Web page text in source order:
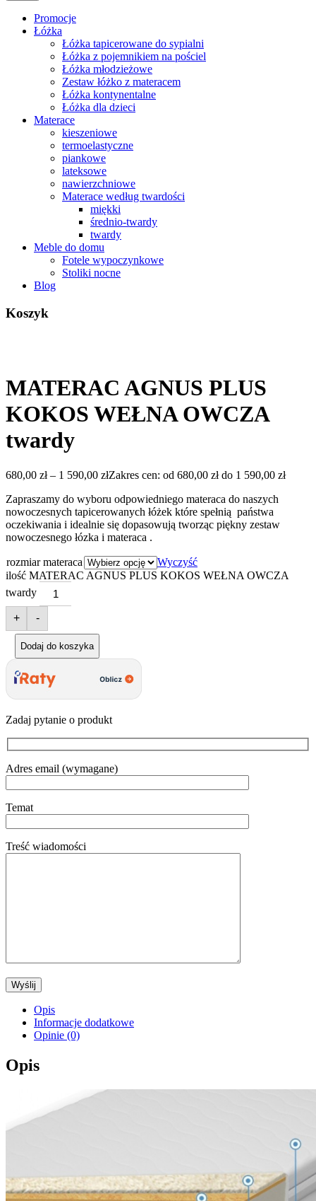
Promocje
Łóżka
Łóżka tapicerowane do sypialni
Łóżka z pojemnikiem na pościel
Łóżka młodzieżowe
Zestaw łóżko z materacem
Łóżka kontynentalne
Łóżka dla dzieci
Materace
kieszeniowe
termoelastyczne
piankowe
lateksowe
nawierzchniowe
Materace według twardości
miękki
średnio-twardy
twardy
Meble do domu
Fotele wypoczynkowe
Stoliki nocne
Blog
Koszyk
MATERAC AGNUS PLUS
KOKOS WEŁNA OWCZA
twardy
680,00 zł – 1 590,00 złZakres cen: od 680,00 zł do 1 590,00 zł
Zapraszamy do wyboru odpowiedniego materaca do naszych
nowoczesnych tapicerowanych łóżek które spełnią państwa
oczekiwania i idealnie się dopasowują tworząc piękny zestaw
nowoczesnego łózka i materaca .
rozmiar materaca
Wyczyść
ilość MATERAC AGNUS PLUS KOKOS WEŁNA OWCZA
twardy
+ -
Dodaj do koszyka
Zadaj pytanie o produkt
Adres email (wymagane)
Temat
Treść wiadomości
Opis
Informacje dodatkowe
Opinie (0)
Opis